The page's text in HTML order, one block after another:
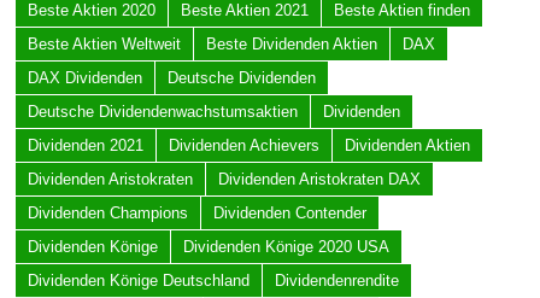
Beste Aktien 2020
Beste Aktien 2021
Beste Aktien finden
Beste Aktien Weltweit
Beste Dividenden Aktien
DAX
DAX Dividenden
Deutsche Dividenden
Deutsche Dividendenwachstumsaktien
Dividenden
Dividenden 2021
Dividenden Achievers
Dividenden Aktien
Dividenden Aristokraten
Dividenden Aristokraten DAX
Dividenden Champions
Dividenden Contender
Dividenden Könige
Dividenden Könige 2020 USA
Dividenden Könige Deutschland
Dividendenrendite